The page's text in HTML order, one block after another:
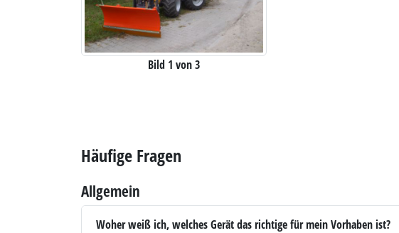
Bild 1 von 3
Häufige Fragen
Allgemein
Woher weiß ich, welches Gerät das richtige für mein Vorhaben ist?